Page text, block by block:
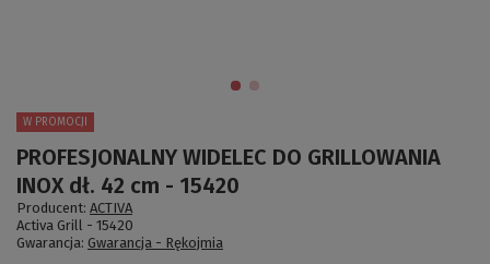
PROFESJONALNY WIDELEC DO GRILLOWANIA
INOX dł. 42 cm - 15420
W PROMOCJI
Producent: ACTIVA
Activa Grill - 15420
Gwarancja: Gwarancja - Rękojmia